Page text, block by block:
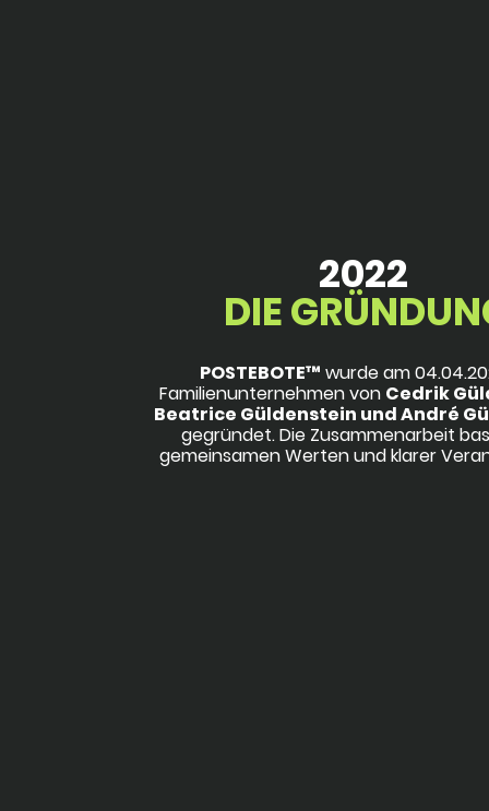
2022
DIE
POSTEBOTE™ wurde am
Familienunternehmen von Cedrik
Beatrice Güldenstein und André
gegründet. Die Zusammenarbeit
gemeinsamen Werten und klarer